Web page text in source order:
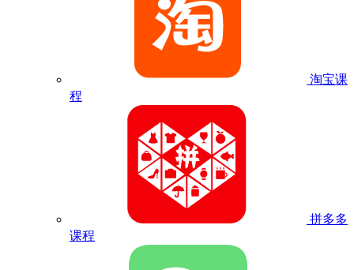
淘宝课
程
拼多多
课程